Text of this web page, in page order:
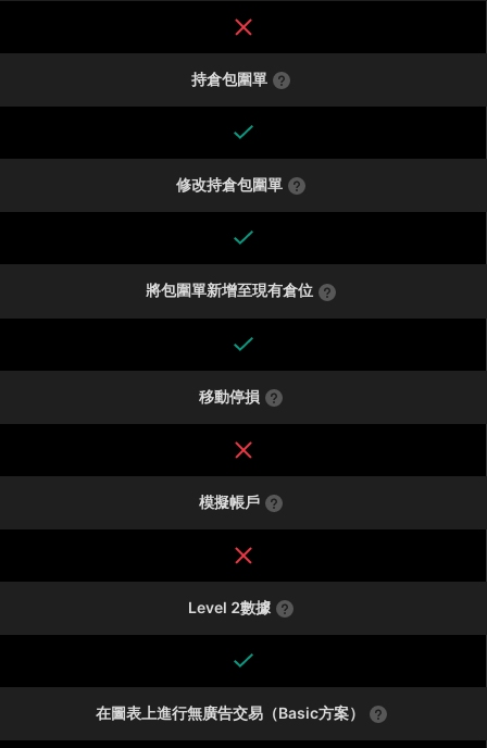
持倉包圍單
修改持倉包圍單
將包圍單新增至現有倉位
移動停損
模擬帳戶
Level 2數據
在圖表上進行無廣告交易（Basic方案）